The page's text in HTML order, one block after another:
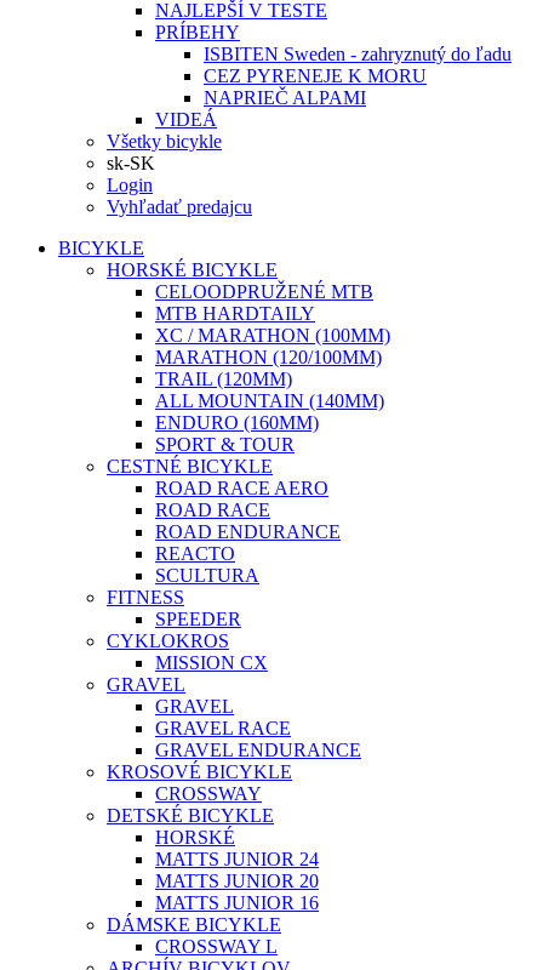
NAJLEPŠÍ V TESTE
PRÍBEHY
ISBITEN Sweden - zahryznutý do ľadu
CEZ PYRENEJE K MORU
NAPRIEČ ALPAMI
VIDEÁ
Všetky bicykle
sk-SK
Login
Vyhľadať predajcu
BICYKLE
HORSKÉ BICYKLE
CELOODPRUŽENÉ MTB
MTB HARDTAILY
XC / MARATHON (100MM)
MARATHON (120/100MM)
TRAIL (120MM)
ALL MOUNTAIN (140MM)
ENDURO (160MM)
SPORT & TOUR
CESTNÉ BICYKLE
ROAD RACE AERO
ROAD RACE
ROAD ENDURANCE
REACTO
SCULTURA
FITNESS
SPEEDER
CYKLOKROS
MISSION CX
GRAVEL
GRAVEL
GRAVEL RACE
GRAVEL ENDURANCE
KROSOVÉ BICYKLE
CROSSWAY
DETSKÉ BICYKLE
HORSKÉ
MATTS JUNIOR 24
MATTS JUNIOR 20
MATTS JUNIOR 16
DÁMSKE BICYKLE
CROSSWAY L